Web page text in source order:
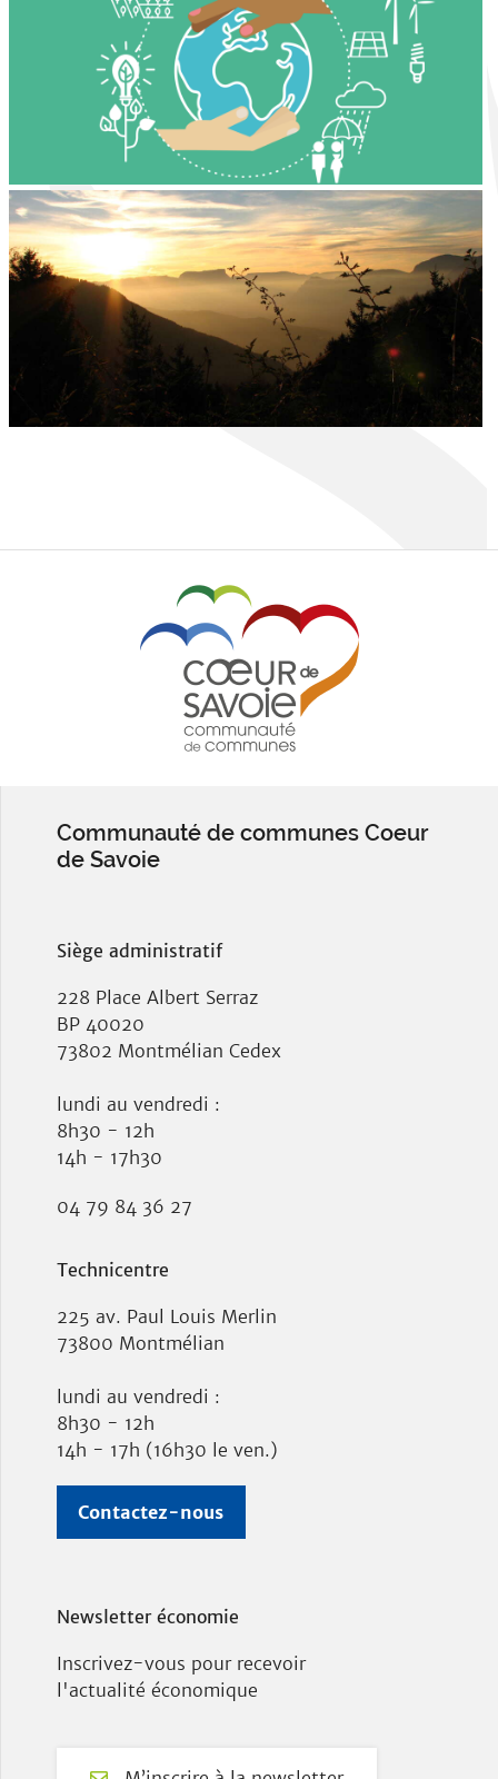
Communauté de communes Coeur
de Savoie
Siège administratif
228 Place Albert Serraz
BP 40020
73802 Montmélian Cedex
lundi au vendredi :
8h30 - 12h
14h - 17h30
04 79 84 36 27
Technicentre
225 av. Paul Louis Merlin
73800 Montmélian
lundi au vendredi :
8h30 - 12h
14h - 17h (16h30 le ven.)
Contactez-nous
Newsletter économie
Inscrivez-vous pour recevoir
l'actualité économique